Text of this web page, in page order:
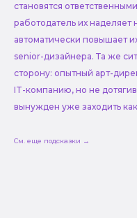
становятся
работодатель их наделяет
автоматически повышает
senior-дизайнера. Та же
сторону: опытный арт-
IT-компанию, но не
вынужден уже заходить
См. еще подсказки →